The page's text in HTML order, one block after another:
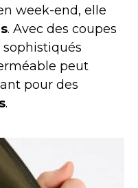
week-end, elle
. Avec des coupes
peut
pour des
.